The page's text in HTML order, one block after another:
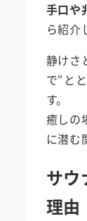
手口や
ら紹介
静けさ
で“と
す。
癒しの
に潜む
サウ
理由